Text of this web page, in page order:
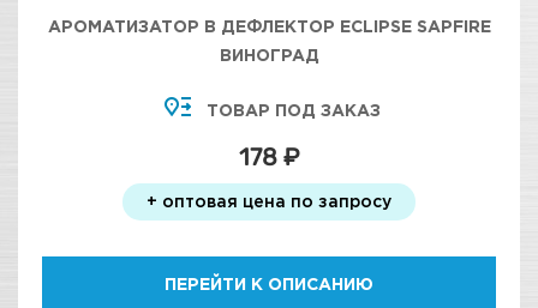
АРОМАТИЗАТОР В ДЕФЛЕКТОР ECLIPSE SAPFIRE
ВИНОГРАД
ТОВАР ПОД ЗАКАЗ
178 ₽
+ оптовая цена по запросу
ПЕРЕЙТИ К ОПИСАНИЮ